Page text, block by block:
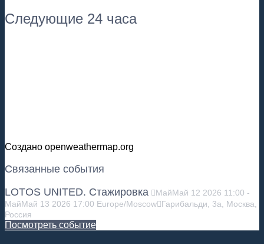
Следующие 24 часа
Создано openweathermap.org
Связанные события
LOTOS UNITED. Стажировка
МайМай 12 2026 11:00 -
МайМай 13 2026 17:00 Europe/Moscow Гарибальди, 3а, Москва,
Россия
Посмотреть событие